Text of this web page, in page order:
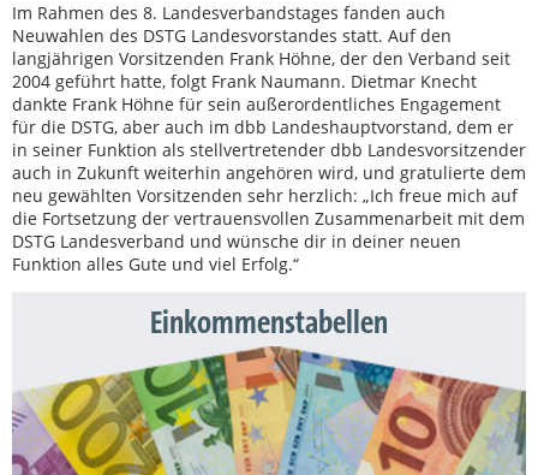
Im Rahmen des 8. Landesverbandstages fanden auch
Neuwahlen des DSTG Landesvorstandes statt. Auf den
langjährigen Vorsitzenden Frank Höhne, der den Verband seit
2004 geführt hatte, folgt Frank Naumann. Dietmar Knecht
dankte Frank Höhne für sein außerordentliches Engagement
für die DSTG, aber auch im dbb Landeshauptvorstand, dem er
in seiner Funktion als stellvertretender dbb Landesvorsitzender
auch in Zukunft weiterhin angehören wird, und gratulierte dem
neu gewählten Vorsitzenden sehr herzlich: „Ich freue mich auf
die Fortsetzung der vertrauensvollen Zusammenarbeit mit dem
DSTG Landesverband und wünsche dir in deiner neuen
Funktion alles Gute und viel Erfolg.“
Einkommenstabellen